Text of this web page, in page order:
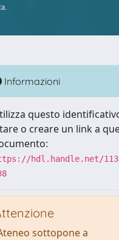
Informazioni
questo
o creare un link a
hdl.handle.net/
sottopone a